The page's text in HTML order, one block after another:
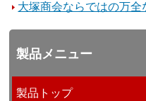
大塚商会ならではの万全
製品メニュー
製品トップ